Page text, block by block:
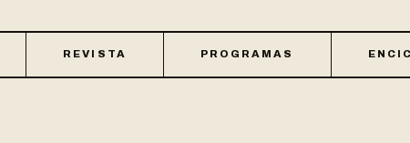
REVISTA PROGRAMAS